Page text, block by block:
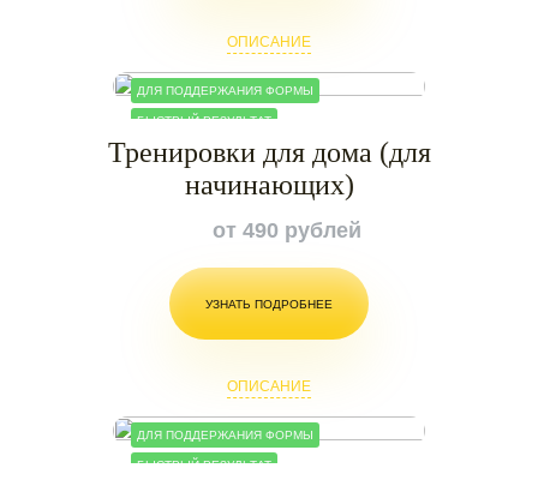
ОПИСАНИЕ
ДЛЯ ПОДДЕРЖАНИЯ ФОРМЫ
БЫСТРЫЙ РЕЗУЛЬТАТ
Тренировки для дома (для
начинающих)
от 490 рублей
ОПИСАНИЕ
УЗНАТЬ ПОДРОБНЕЕ
ДЛЯ ПОДДЕРЖАНИЯ ФОРМЫ
БЫСТРЫЙ РЕЗУЛЬТАТ